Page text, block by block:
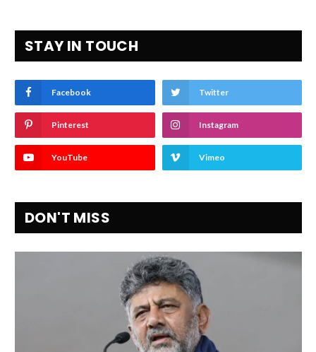
STAY IN TOUCH
Facebook Twitter
Pinterest Instagram
YouTube Vimeo
DON'T MISS